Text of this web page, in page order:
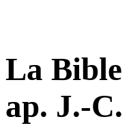
La Bible
ap. J.-C.